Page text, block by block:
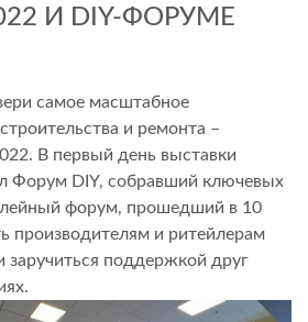
И DIY-ФОРУМЕ
самое масштабное
и ремонта –
В первый день выставки
Форум DIY, собравший ключевых
форум, прошедший в 10
производителям и ритейлерам
заручиться поддержкой друг